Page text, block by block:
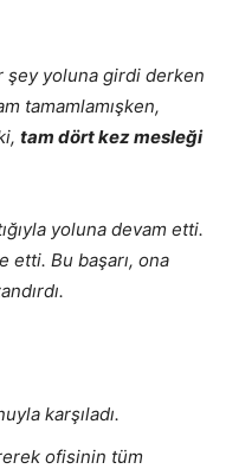
şey yoluna girdi derken
tamamlamışken,
tam dört kez mesleği
yoluna devam etti.
etti. Bu başarı, ona
karşıladı.
ofisinin tüm